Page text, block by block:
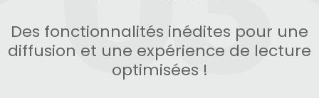
Des fonctionnalités inédites pour une
diffusion et une expérience de lecture
optimisées !